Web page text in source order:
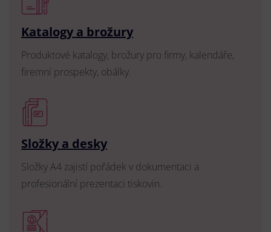
Katalogy a brožury
Produktové katalogy, brožury pro firmy, kalendáře,
firemní prospekty, obálky.
Složky a desky
Složky A4 zajistí pořádek v dokumentaci a
profesionální prezentaci tiskovin.